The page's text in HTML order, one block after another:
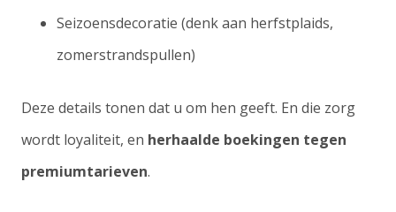
Seizoensdecoratie (denk aan herfstplaids,
zomerstrandspullen)
Deze details tonen dat u om hen geeft. En die zorg
wordt loyaliteit, en herhaalde boekingen tegen
premiumtarieven.